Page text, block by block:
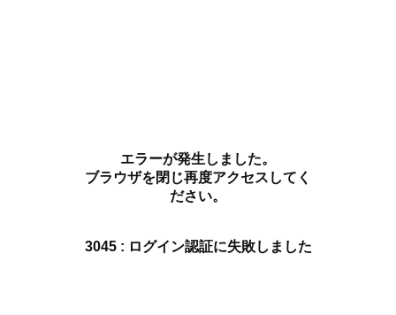
エラーが発生しました。
ブラウザを閉じ再度アクセスしてく
ださい。
3045 : ログイン認証に失敗しました